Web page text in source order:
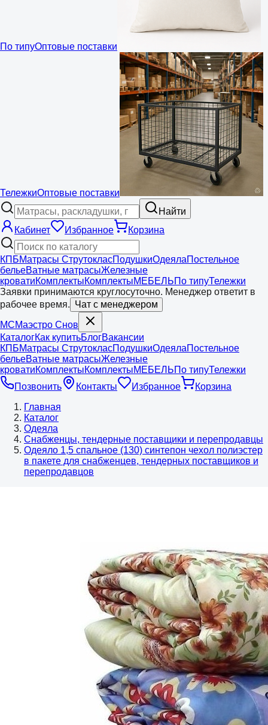
По типуОптовые поставки
ТележкиОптовые поставки
Найти
Кабинет
Избранное Корзина
КПБМатрасы СтрутокласПодушкиОдеялаПостельное
бельеВатные матрасыЖелезные
кроватиКомплектыКомплектыМЕБЕЛЬПо типуТележки
Заявки принимаются круглосуточно. Менеджер ответит в
рабочее время. Чат с менеджером
МСМаэстро Снов
КаталогКак купитьБлогВакансии
КПБМатрасы СтрутокласПодушкиОдеялаПостельное
бельеВатные матрасыЖелезные
кроватиКомплектыКомплектыМЕБЕЛЬПо типуТележки
Позвонить
Контакты Избранное
Корзина
Главная
Каталог
Одеяла
Снабженцы, тендерные поставщики и перепродавцы
Одеяло 1,5 спальное (130) синтепон чехол полиэстер
в пакете для снабженцев, тендерных поставщиков и
перепродавцов